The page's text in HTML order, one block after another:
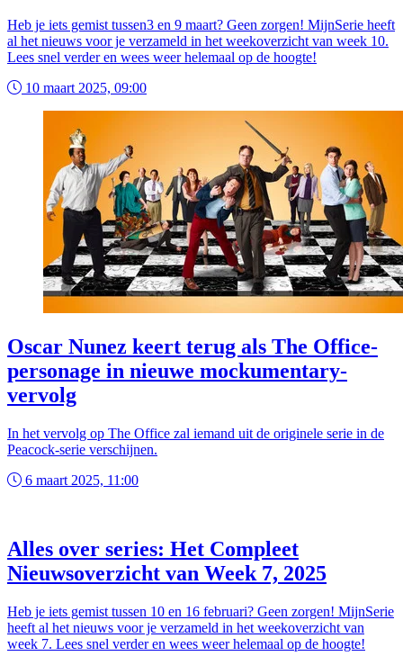
Heb je iets gemist tussen3 en 9 maart? Geen zorgen! MijnSerie heeft
al het nieuws voor je verzameld in het weekoverzicht van week 10.
Lees snel verder en wees weer helemaal op de hoogte!
10 maart 2025, 09:00
Oscar Nunez keert terug als The Office-
personage in nieuwe mockumentary-
vervolg
In het vervolg op The Office zal iemand uit de originele serie in de
Peacock-serie verschijnen.
6 maart 2025, 11:00
Alles over series: Het Compleet
Nieuwsoverzicht van Week 7, 2025
Heb je iets gemist tussen 10 en 16 februari? Geen zorgen! MijnSerie
heeft al het nieuws voor je verzameld in het weekoverzicht van
week 7. Lees snel verder en wees weer helemaal op de hoogte!